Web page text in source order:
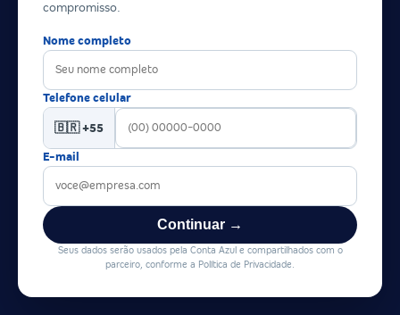
compromisso.
Nome completo
Telefone celular
🇧🇷 +55
E-mail
Continuar →
Seus dados serão usados pela Conta Azul e compartilhados com o
parceiro, conforme a Política de Privacidade.